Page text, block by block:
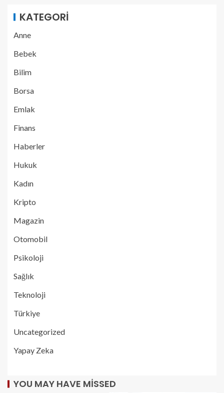
KATEGORI
Anne
Bebek
Bilim
Borsa
Emlak
Finans
Haberler
Hukuk
Kadın
Kripto
Magazin
Otomobil
Psikoloji
Sağlık
Teknoloji
Türkiye
Uncategorized
Yapay Zeka
YOU MAY HAVE MISSED